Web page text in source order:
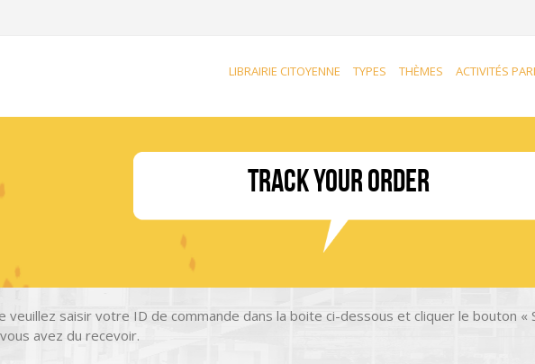
LIBRAIRIE CITOYENNE TYPES THÈMES ACTIVITÉS
Track your order
veuillez saisir votre ID de commande dans la boite ci-dessous et cliquer le bouton
avez du recevoir.